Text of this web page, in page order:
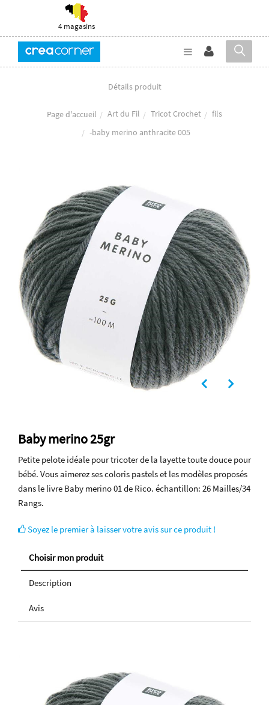
4 magasins
Détails produit
Page d'accueil Art du Fil Tricot Crochet
fils
-baby merino anthracite 005
Baby merino 25gr
Petite pelote idéale pour tricoter de la layette toute douce pour
bébé. Vous aimerez ses coloris pastels et les modèles proposés
dans le livre Baby merino 01 de Rico. échantillon: 26 Mailles/34
Rangs.
Soyez le premier à laisser votre avis sur ce produit !
Choisir mon produit
Description
Avis